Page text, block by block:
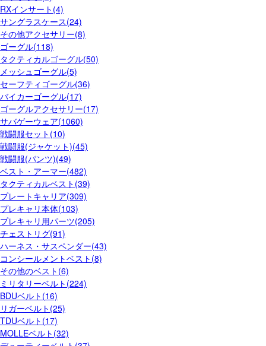
RXインサート(4)
サングラスケース(24)
その他アクセサリー(8)
ゴーグル(118)
タクティカルゴーグル(50)
メッシュゴーグル(5)
セーフティゴーグル(36)
バイカーゴーグル(17)
ゴーグルアクセサリー(17)
サバゲーウェア(1060)
戦闘服セット(10)
戦闘服(ジャケット)(45)
戦闘服(パンツ)(49)
ベスト・アーマー(482)
タクティカルベスト(39)
プレートキャリア(309)
プレキャリ本体(103)
プレキャリ用パーツ(205)
チェストリグ(91)
ハーネス・サスペンダー(43)
コンシールメントベスト(8)
その他のベスト(6)
ミリタリーベルト(224)
BDUベルト(16)
リガーベルト(25)
TDUベルト(17)
MOLLEベルト(32)